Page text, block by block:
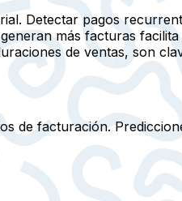
Detectar pagos
más facturas
de ventas, son
de facturación.